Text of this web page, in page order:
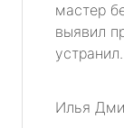
мастер
выявил
Илья